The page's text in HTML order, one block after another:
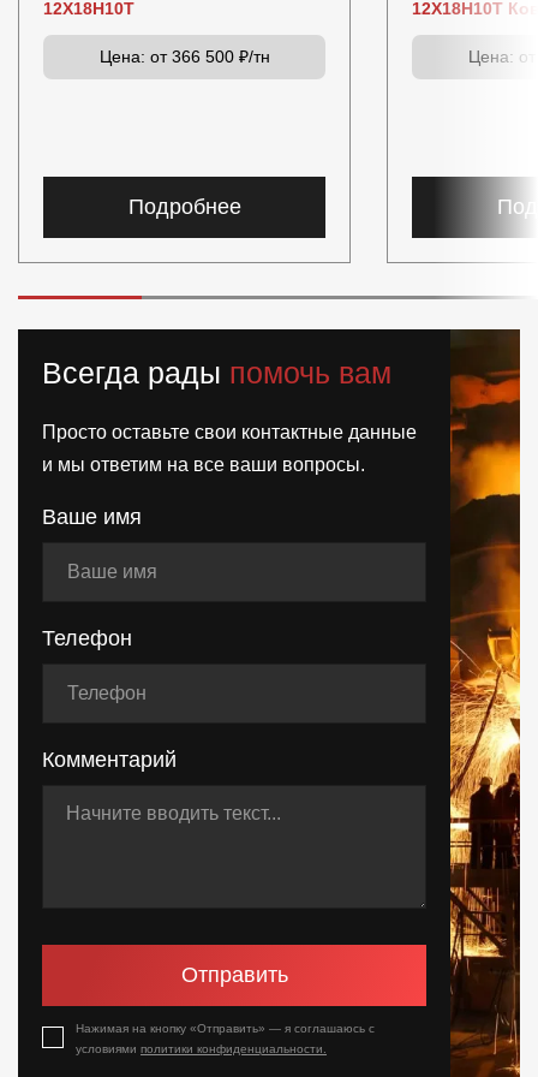
12Х18Н10Т
Цена: от 366 500 ₽/тн
Подробнее
12Х18Н10Т
Цена:
Всегда рады помочь вам
Просто оставьте свои контактные данные
и мы ответим на все ваши вопросы.
Ваше имя
Телефон
Комментарий
Отправить
Нажимая на кнопку «Отправить» — я соглашаюсь с
условиями политики конфиденциальности.